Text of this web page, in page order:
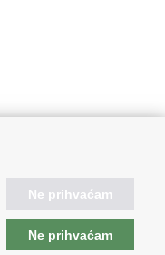
Ne prihvaćam
Ne prihvaćam